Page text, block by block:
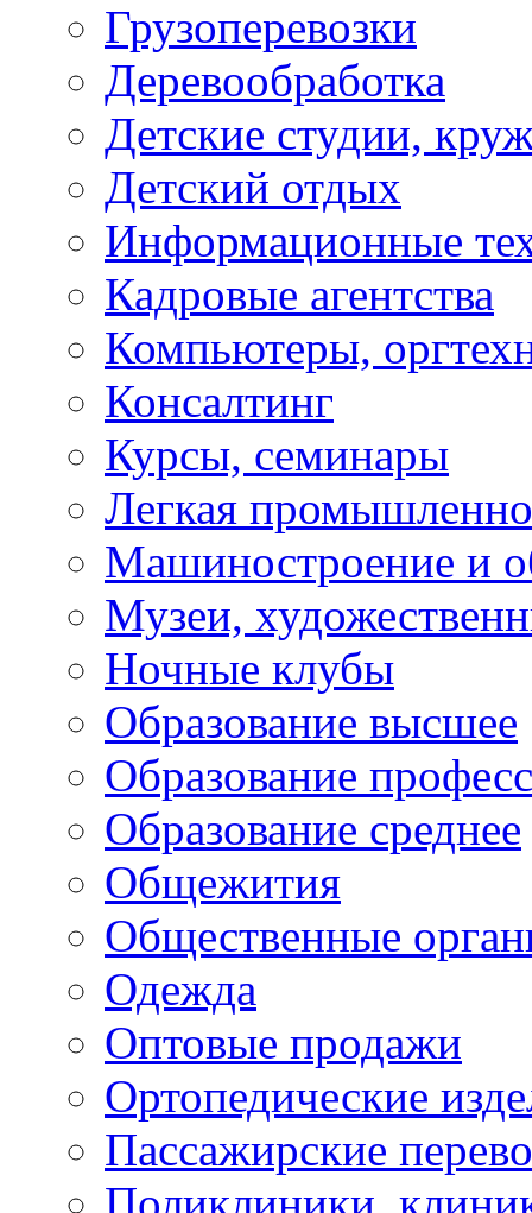
Грузоперевозки
Деревообработка
Детские студии,
Детский отдых
Информационные
Кадровые агентства
Компьютеры,
Консалтинг
Курсы, семинары
Легкая
Машиностроение и
Музеи,
Ночные клубы
Образование высшее
Образование
Образование среднее
Общежития
Общественные
Одежда
Оптовые продажи
Ортопедические
Пассажирские